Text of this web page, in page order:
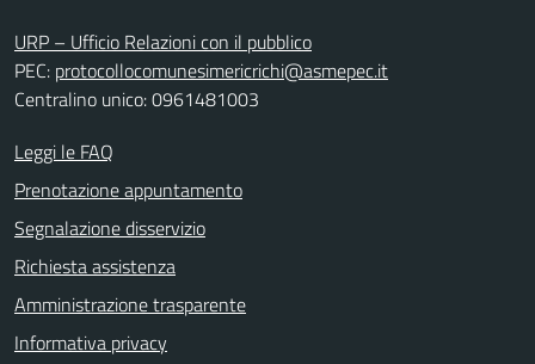
URP – Ufficio Relazioni con il pubblico
PEC: protocollocomunesimericrichi@asmepec.it
Centralino unico: 0961481003
Leggi le FAQ
Prenotazione appuntamento
Segnalazione disservizio
Richiesta assistenza
Amministrazione trasparente
Informativa privacy